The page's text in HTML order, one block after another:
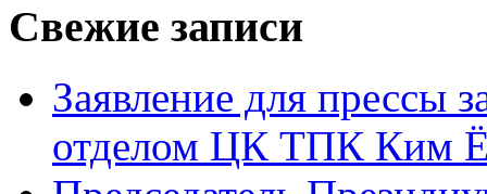
Свежие записи
Заявление для прессы
отделом ЦК ТПК Ким